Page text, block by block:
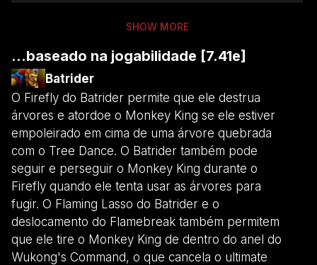
SHOW MORE
...baseado na jogabilidade [7.41e]
Batrider
O Firefly do Batrider permite que ele destrua
árvores e atordoe o Monkey King se ele estiver
empoleirado em cima de uma árvore quebrada
com o Tree Dance. O Batrider também pode
seguir e perseguir o Monkey King durante o
Firefly quando ele tenta usar as árvores para
fugir. O Flaming Lasso do Batrider e o
deslocamento do Flamebreak também permitem
que ele tire o Monkey King de dentro do anel do
Wukong's Command, o que cancela o ultimate